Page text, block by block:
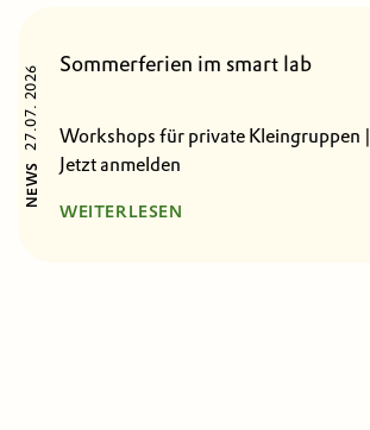
NEWS
27.07. 2026 Sommerferien im smart lab
Workshops für private Kleingruppen |
Jetzt anmelden
WEITERLESEN